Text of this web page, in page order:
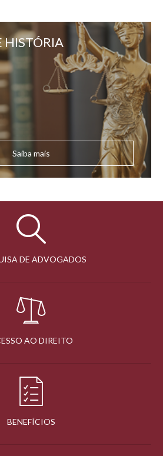
HISTÓRIA
Saiba mais
DE ADVOGADOS
AO DIREITO
BENEFÍCIOS